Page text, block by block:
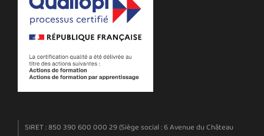
SIRET : 850 390 600 000 29 (Siège social : 6 Avenue du Château